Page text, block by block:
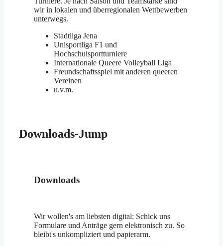
wir in lokalen und überregionalen Wettbewerben
unterwegs.
Stadtliga Jena
Unisportliga F1 und
Hochschulsportturniere
Internationale Queere Volleyball Liga
Freundschaftsspiel mit anderen queeren
Vereinen
u.v.m.
Downloads-Jump
Downloads
Wir wollen's am liebsten digital: Schick uns
Formulare und Anträge gern elektronisch zu. So
bleibt's unkompliziert und papierarm.